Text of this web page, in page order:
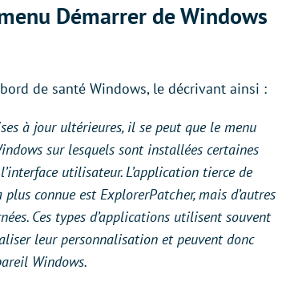
Démarrer de Windows
de santé Windows, le décrivant ainsi :
à jour ultérieures, il se peut que le menu
sur lesquels sont installées certaines
utilisateur. L’application tierce de
connue est ExplorerPatcher, mais d’autres
Ces types d’applications utilisent souvent
leur personnalisation et peuvent donc
Windows.